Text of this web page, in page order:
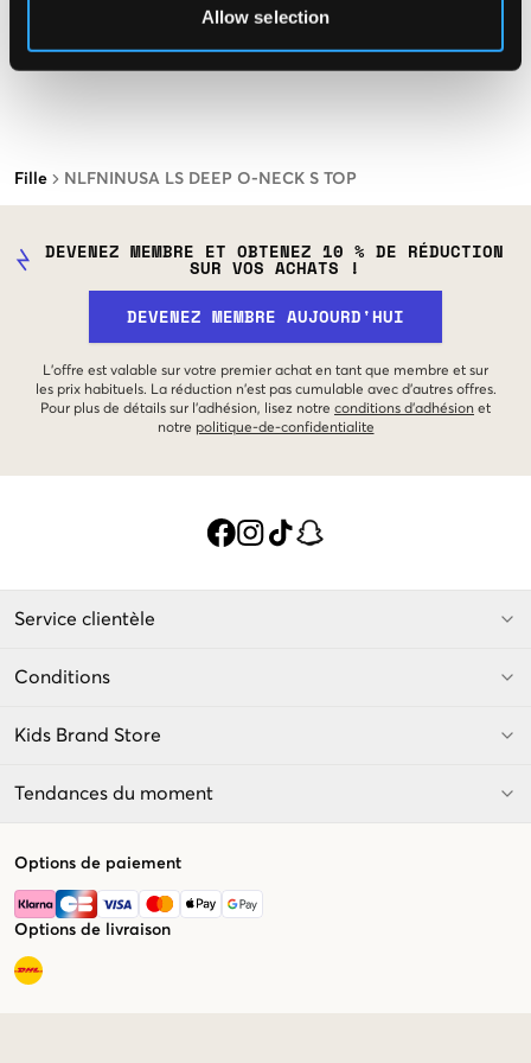
Allow selection
Fille NLFNINUSA LS DEEP O-NECK S TOP
DEVENEZ MEMBRE ET OBTENEZ 10 % DE RÉDUCTION
SUR VOS ACHATS !
DEVENEZ MEMBRE AUJOURD'HUI
L'offre est valable sur votre premier achat en tant que membre et sur
les prix habituels. La réduction n'est pas cumulable avec d'autres offres.
Pour plus de détails sur l'adhésion, lisez notre conditions d'adhésion et
notre politique-de-confidentialite
Service clientèle
Conditions
Kids Brand Store
Tendances du moment
Options de paiement
Options de livraison